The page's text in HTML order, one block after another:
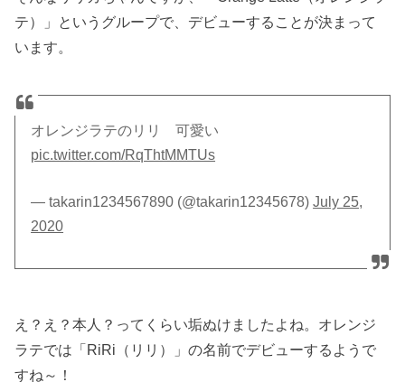
テ）」というグループで、デビューすることが決まって
います。
オレンジラテのリリ 可愛い
pic.twitter.com/RqThtMMTUs
— takarin1234567890 (@takarin12345678)July 25,
2020
え？え？本人？ってくらい垢ぬけましたよね。オレンジ
ラテでは「RiRi（リリ）」の名前でデビューするようで
すね～！